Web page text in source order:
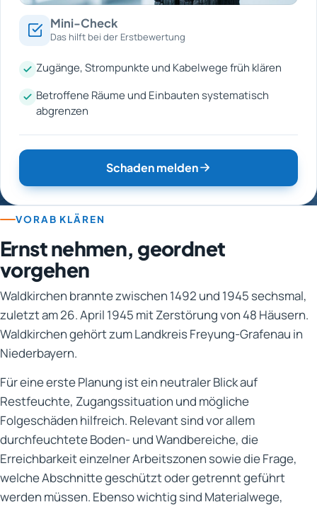
Mini-Check
Das hilft bei der Erstbewertung
Zugänge, Strompunkte und Kabelwege früh klären
Betroffene Räume und Einbauten systematisch
abgrenzen
Schaden melden
VORAB KLÄREN
Ernst nehmen, geordnet
vorgehen
Waldkirchen brannte zwischen 1492 und 1945 sechsmal,
zuletzt am 26. April 1945 mit Zerstörung von 48 Häusern.
Waldkirchen gehört zum Landkreis Freyung-Grafenau in
Niederbayern.
Für eine erste Planung ist ein neutraler Blick auf
Restfeuchte, Zugangssituation und mögliche
Folgeschäden hilfreich. Relevant sind vor allem
durchfeuchtete Boden- und Wandbereiche, die
Erreichbarkeit einzelner Arbeitszonen sowie die Frage,
welche Abschnitte geschützt oder getrennt geführt
werden müssen. Ebenso wichtig sind Materialwege,